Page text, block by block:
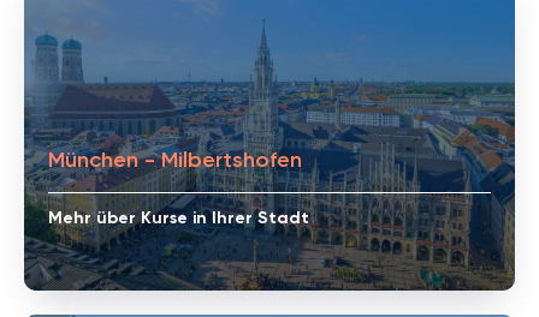
München - Milbertshofen
Mehr über Kurse in Ihrer Stadt